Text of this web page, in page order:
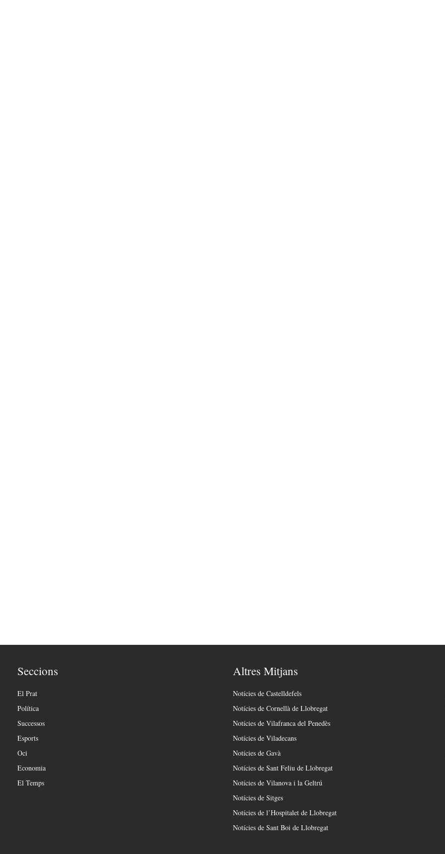
Seccions
El Prat
Política
Successos
Esports
Oci
Economia
El Temps
Altres Mitjans
Notícies de Castelldefels
Notícies de Cornellà de Llobregat
Notícies de Vilafranca del Penedès
Notícies de Viladecans
Notícies de Gavà
Notícies de Sant Feliu de Llobregat
Notícies de Vilanova i la Geltrú
Notícies de Sitges
Notícies de l’Hospitalet de Llobregat
Notícies de Sant Boi de Llobregat